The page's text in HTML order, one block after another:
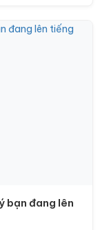
bạn đang lên